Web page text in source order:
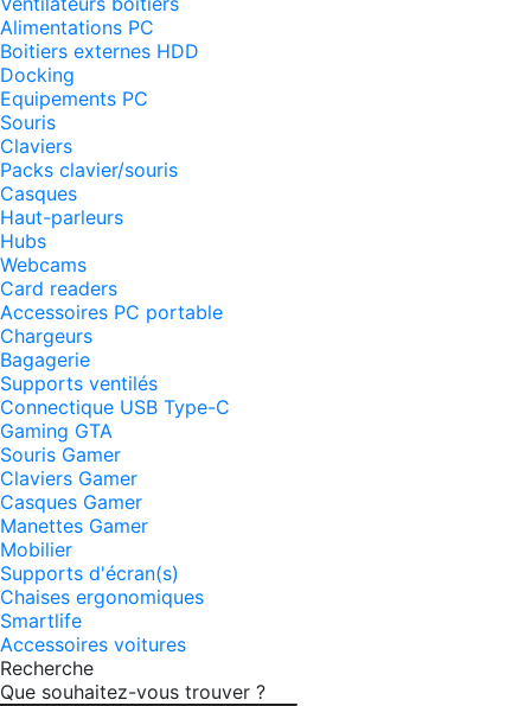
Alimentations PC
Boitiers externes HDD
Docking
Equipements PC
Souris
Claviers
Packs clavier/souris
Casques
Haut-parleurs
Hubs
Webcams
Card readers
Accessoires PC portable
Chargeurs
Bagagerie
Supports ventilés
Connectique USB Type-C
Gaming GTA
Souris Gamer
Claviers Gamer
Casques Gamer
Manettes Gamer
Mobilier
Supports d'écran(s)
Chaises ergonomiques
Smartlife
Accessoires voitures
Recherche
Que souhaitez-vous trouver ?